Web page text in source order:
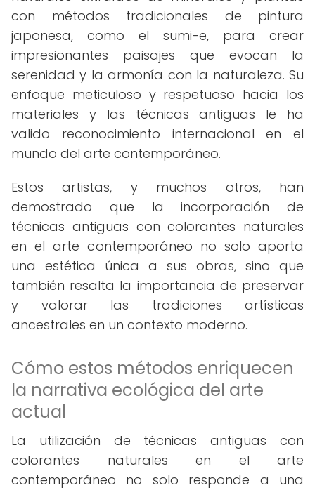
con métodos tradicionales de pintura
japonesa, como el sumi-e, para crear
impresionantes paisajes que evocan la
serenidad y la armonía con la naturaleza. Su
enfoque meticuloso y respetuoso hacia los
materiales y las técnicas antiguas le ha
valido reconocimiento internacional en el
mundo del arte contemporáneo.
Estos artistas, y muchos otros, han
demostrado que la incorporación de
técnicas antiguas con colorantes naturales
en el arte contemporáneo no solo aporta
una estética única a sus obras, sino que
también resalta la importancia de preservar
y valorar las tradiciones artísticas
ancestrales en un contexto moderno.
Cómo estos métodos enriquecen
la narrativa ecológica del arte
actual
La utilización de técnicas antiguas con
colorantes naturales en el arte
contemporáneo no solo responde a una